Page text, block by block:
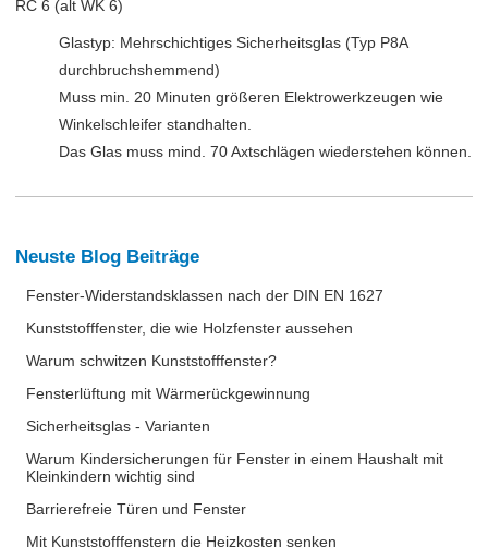
RC 6 (alt WK 6)
Glastyp: Mehrschichtiges Sicherheitsglas (Typ P8A
durchbruchshemmend)
Muss min. 20 Minuten größeren Elektrowerkzeugen wie
Winkelschleifer standhalten.
Das Glas muss mind. 70 Axtschlägen wiederstehen können.
Neuste Blog Beiträge
Fenster-Widerstandsklassen nach der DIN EN 1627
Kunststofffenster, die wie Holzfenster aussehen
Warum schwitzen Kunststofffenster?
Fensterlüftung mit Wärmerückgewinnung
Sicherheitsglas - Varianten
Warum Kindersicherungen für Fenster in einem Haushalt mit
Kleinkindern wichtig sind
Barrierefreie Türen und Fenster
Mit Kunststofffenstern die Heizkosten senken